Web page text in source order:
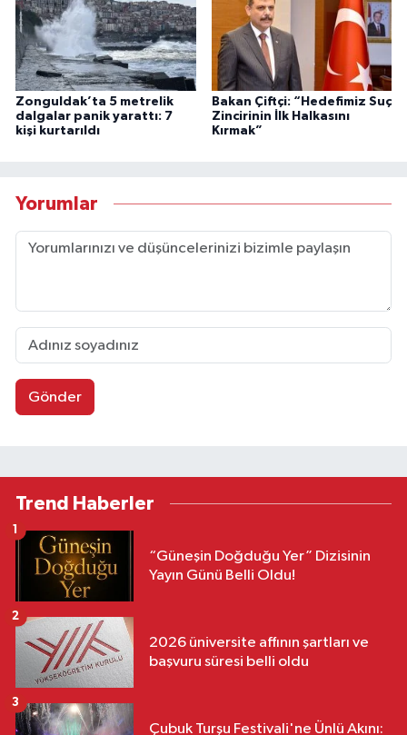
Zonguldak’ta 5 metrelik
dalgalar panik yarattı: 7
kişi kurtarıldı
Bakan Çiftçi: “Hedefimiz Suç
Zincirinin İlk Halkasını
Kırmak”
Yorumlar
Gönder
Trend Haberler
“Güneşin Doğduğu Yer” Dizisinin
Yayın Günü Belli Oldu!
1
2026 üniversite affının şartları ve
başvuru süresi belli oldu
2
Çubuk Turşu Festivali'ne Ünlü Akını:
3